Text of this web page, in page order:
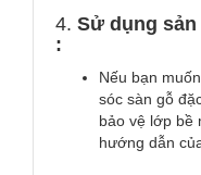
4. Sử dụng
:
Nếu bạn
sóc sàn gỗ
bảo vệ lớp bề
hướng dẫn